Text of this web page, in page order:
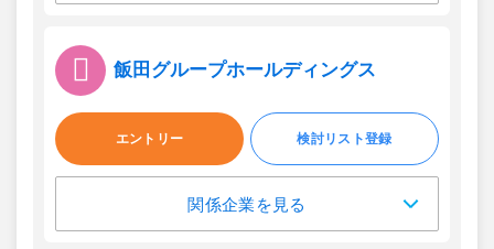
飯田グループホールディングス
エントリー 検討リスト登録
関係企業を見る